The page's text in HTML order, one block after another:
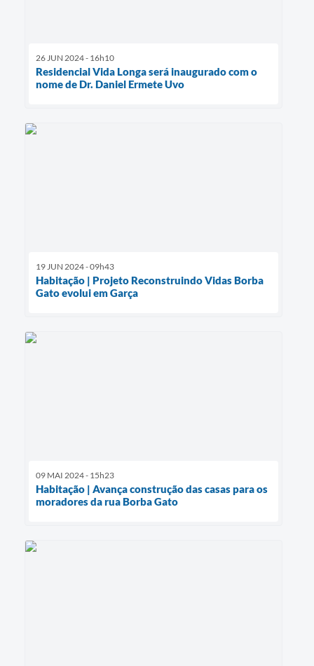
26 JUN 2024 - 16h10
Residencial Vida Longa será inaugurado com o
nome de Dr. Daniel Ermete Uvo
19 JUN 2024 - 09h43
Habitação | Projeto Reconstruindo Vidas Borba
Gato evolui em Garça
09 MAI 2024 - 15h23
Habitação | Avança construção das casas para os
moradores da rua Borba Gato